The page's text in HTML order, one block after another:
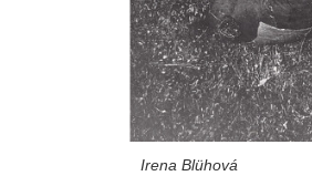
Irena Blühová